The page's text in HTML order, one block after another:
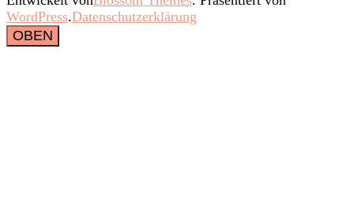
WordPress.Datenschutzerklärung
OBEN